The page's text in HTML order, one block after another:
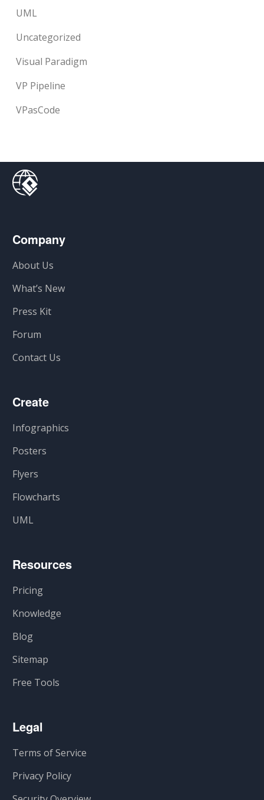
UML
Uncategorized
Visual Paradigm
VP Pipeline
VPasCode
Company
About Us
What’s New
Press Kit
Forum
Contact Us
Create
Infographics
Posters
Flyers
Flowcharts
UML
Resources
Pricing
Knowledge
Blog
Sitemap
Free Tools
Legal
Terms of Service
Privacy Policy